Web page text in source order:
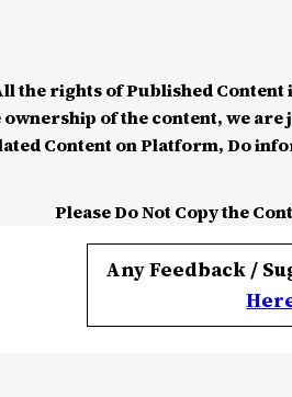
the rights of Published
ownership of the content, we
Content on Platform, Do
Please Do Not Copy the
Any Feedback /